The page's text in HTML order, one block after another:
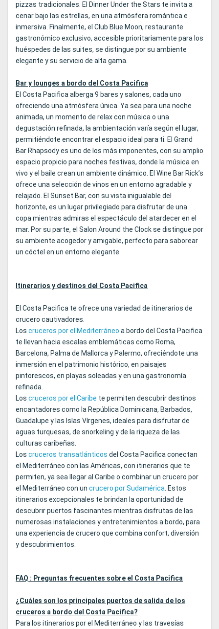
pizzas tradicionales. El Dinner Under the Stars te invita a
cenar bajo las estrellas, en una atmósfera romántica e
inmersiva. Finalmente, el Club Blue Moon, restaurante
gastronómico exclusivo, accesible prioritariamente para los
huéspedes de las suites, se distingue por su ambiente
elegante y su servicio de alta gama.
Bar y lounges a bordo del Costa Pacifica
El Costa Pacifica alberga 9 bares y salones, cada uno
ofreciendo una atmósfera única. Ya sea para una noche
animada, un momento de relax con música o una
degustación refinada, la ambientación varía según el lugar,
permitiéndote encontrar el espacio ideal para ti. El Grand
Bar Rhapsody es uno de los más imponentes, con su amplio
espacio propicio para noches festivas, donde la música en
vivo y el baile crean un ambiente dinámico. El Wine Bar Rick’s
ofrece una selección de vinos en un entorno agradable y
relajado. El Sunset Bar, con su vista inigualable del
horizonte, es un lugar privilegiado para disfrutar de una
copa mientras admiras el espectáculo del atardecer en el
mar. Por su parte, el Salon Around the Clock se distingue por
su ambiente acogedor y amigable, perfecto para saborear
un cóctel en un entorno elegante.
Itinerarios y destinos del Costa Pacifica
El Costa Pacifica te ofrece una variedad de itinerarios de
crucero cautivadores.
Los cruceros por el Mediterráneo a bordo del Costa Pacifica
te llevan hacia escalas emblemáticas como Roma,
Barcelona, Palma de Mallorca y Palermo, ofreciéndote una
inmersión en el patrimonio histórico, en paisajes
pintorescos, en playas soleadas y en una gastronomía
refinada.
Los cruceros por el Caribe te permiten descubrir destinos
encantadores como la República Dominicana, Barbados,
Guadalupe y las Islas Vírgenes, ideales para disfrutar de
aguas turquesas, de snorkeling y de la riqueza de las
culturas caribeñas.
Los cruceros transatlánticos del Costa Pacifica conectan
el Mediterráneo con las Américas, con itinerarios que te
permiten, ya sea llegar al Caribe o combinar un crucero por
el Mediterráneo con un crucero por Sudamérica. Estos
itinerarios excepcionales te brindan la oportunidad de
descubrir puertos fascinantes mientras disfrutas de las
numerosas instalaciones y entretenimientos a bordo, para
una experiencia de crucero que combina confort, diversión
y descubrimientos.
FAQ : Preguntas frecuentes sobre el Costa Pacifica
¿Cuáles son los principales puertos de salida de los
cruceros a bordo del Costa Pacifica?
Para los itinerarios por el Mediterráneo y las travesías